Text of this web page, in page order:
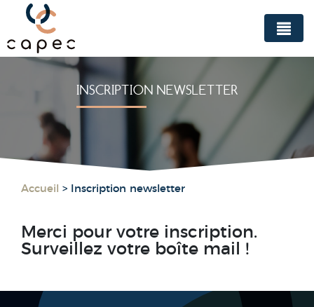
Panneau de gestion des cookies
INSCRIPTION NEWSLETTER
Accueil > Inscription newsletter
Merci pour votre inscription.
Surveillez votre boîte mail !